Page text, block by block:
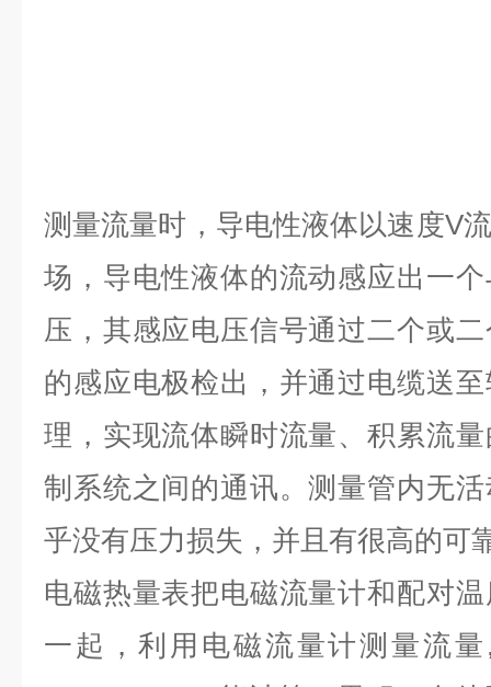
测量流量时，导电性液体以速度V
场，导电性液体的流动感应出一
压，其感应电压信号通过二个或
的感应电极检出，并通过电缆送
理，实现流体瞬时流量、积累流
制系统之间的通讯。测量管内无
乎没有压力损失，并且有很高的可
电磁热量表把电磁流量计和配对
一起，利用电磁流量计测量流